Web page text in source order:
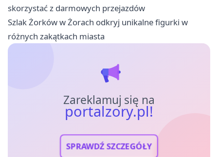
skorzystać z darmowych przejazdów
Szlak Żorków w Żorach odkryj unikalne figurki w
różnych zakątkach miasta
Zareklamuj się na
portalzory.pl!
SPRAWDŹ SZCZEGÓŁY